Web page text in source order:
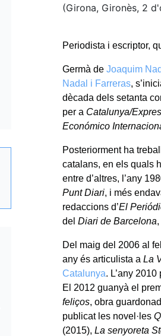
(Girona, Gironès, 2
Periodista i escriptor,
Germà deJoaquim
Nadal i Farreras,
dècada dels setanta
per a Catalunya/
Económico
Posteriorment ha
catalans, en els quals
entre d’altres, l’any
Punt Diari, i més
redaccions d’El
delDiari de Barcelona
Del maig del 2006 al
any és articulista aLa
Catalunya. L’any
El 2012 guanyà el
feliços, obra
publicat les novel·les
(2015),La senyoreta